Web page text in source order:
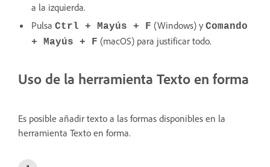
a la izquierda.
Pulsa Ctrl + Mayús + F (Windows) y Comando
+ Mayús + F (macOS) para justificar todo.
Uso de la herramienta Texto en forma
Es posible añadir texto a las formas disponibles en la
herramienta Texto en forma.